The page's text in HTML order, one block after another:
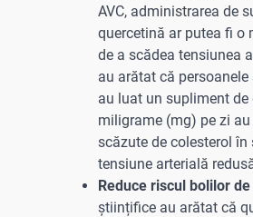
AVC, administrarea de
quercetină ar putea fi o
de a scădea tensiunea
au arătat că
au luat un supliment de
miligrame (mg) pe zi
scăzute de colesterol în
tensiune arterială
Reduce riscul bolilor
științifice au arătat că